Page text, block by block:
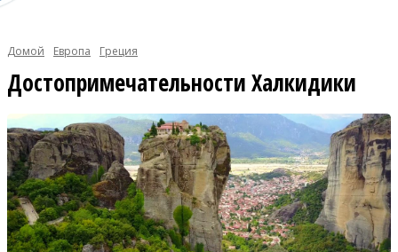
Домой Европа Греция
Достопримечательности Халкидики